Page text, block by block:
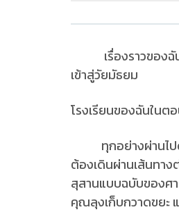
เรื่องราวของฉันเ
เข้าสู่วัยมัธยม
โรงเรียนของฉันในต
ทุกอย่างผ่านไปด้
ต้องเดินผ่านเส้นทา
สุสานแบบฉบับของศ
คุณลุงเก็บกวาดขยะ